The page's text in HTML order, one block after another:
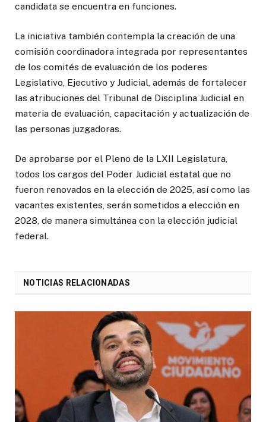
candidata se encuentra en funciones.
La iniciativa también contempla la creación de una
comisión coordinadora integrada por representantes
de los comités de evaluación de los poderes
Legislativo, Ejecutivo y Judicial, además de fortalecer
las atribuciones del Tribunal de Disciplina Judicial en
materia de evaluación, capacitación y actualización de
las personas juzgadoras.
De aprobarse por el Pleno de la LXII Legislatura,
todos los cargos del Poder Judicial estatal que no
fueron renovados en la elección de 2025, así como las
vacantes existentes, serán sometidos a elección en
2028, de manera simultánea con la elección judicial
federal.
NOTICIAS RELACIONADAS